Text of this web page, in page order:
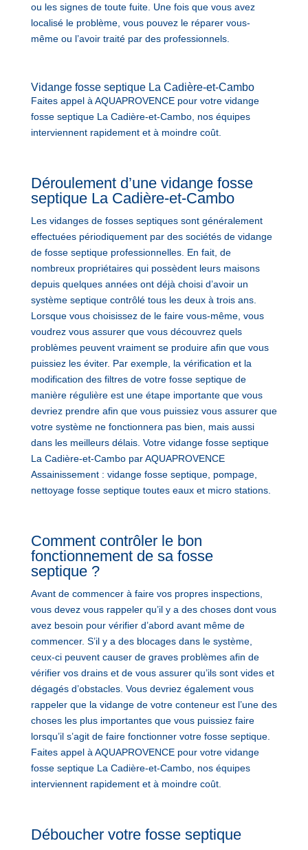
ou les signes de toute fuite. Une fois que vous avez
localisé le problème, vous pouvez le réparer vous-
même ou l’avoir traité par des professionnels.
Vidange fosse septique La Cadière-et-Cambo
Faites appel à AQUAPROVENCE pour votre vidange
fosse septique La Cadière-et-Cambo, nos équipes
interviennent rapidement et à moindre coût.
Déroulement d’une vidange fosse
septique La Cadière-et-Cambo
Les vidanges de fosses septiques sont généralement
effectuées périodiquement par des sociétés de vidange
de fosse septique professionnelles. En fait, de
nombreux propriétaires qui possèdent leurs maisons
depuis quelques années ont déjà choisi d’avoir un
système septique contrôlé tous les deux à trois ans.
Lorsque vous choisissez de le faire vous-même, vous
voudrez vous assurer que vous découvrez quels
problèmes peuvent vraiment se produire afin que vous
puissiez les éviter. Par exemple, la vérification et la
modification des filtres de votre fosse septique de
manière régulière est une étape importante que vous
devriez prendre afin que vous puissiez vous assurer que
votre système ne fonctionnera pas bien, mais aussi
dans les meilleurs délais. Votre vidange fosse septique
La Cadière-et-Cambo par AQUAPROVENCE
Assainissement : vidange fosse septique, pompage,
nettoyage fosse septique toutes eaux et micro stations.
Comment contrôler le bon
fonctionnement de sa fosse
septique ?
Avant de commencer à faire vos propres inspections,
vous devez vous rappeler qu’il y a des choses dont vous
avez besoin pour vérifier d’abord avant même de
commencer. S’il y a des blocages dans le système,
ceux-ci peuvent causer de graves problèmes afin de
vérifier vos drains et de vous assurer qu’ils sont vides et
dégagés d’obstacles. Vous devriez également vous
rappeler que la vidange de votre conteneur est l’une des
choses les plus importantes que vous puissiez faire
lorsqu’il s’agit de faire fonctionner votre fosse septique.
Faites appel à AQUAPROVENCE pour votre vidange
fosse septique La Cadière-et-Cambo, nos équipes
interviennent rapidement et à moindre coût.
Déboucher votre fosse septique